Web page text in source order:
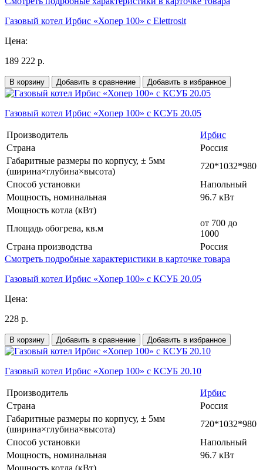
Газовый котел Ирбис «Хопер 100» с Elettrosit
Цена:
189 222 р.
В корзину Добавить в сравнение Добавить в избранное
Газовый котел Ирбис «Хопер 100» с КСУБ 20.05
Производитель
Ирбис
Страна
Россия
Габаритные размеры по корпусу, ± 5мм
(ширина×глубина×высота)
720*1032*980
Способ установки
Напольный
Мощность, номинальная
96.7 кВт
Мощность котла (кВт)
Площадь обогрева, кв.м
от 700 до
1000
Страна производства
Россия
Смотреть подробные характеристики в карточке товара
Газовый котел Ирбис «Хопер 100» с КСУБ 20.05
Цена:
228 р.
В корзину Добавить в сравнение Добавить в избранное
Газовый котел Ирбис «Хопер 100» с КСУБ 20.10
Производитель
Ирбис
Страна
Россия
Габаритные размеры по корпусу, ± 5мм
(ширина×глубина×высота)
720*1032*980
Способ установки
Напольный
Мощность, номинальная
96.7 кВт
Мощность котла (кВт)